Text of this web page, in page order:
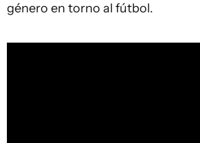
género en torno al fútbol.